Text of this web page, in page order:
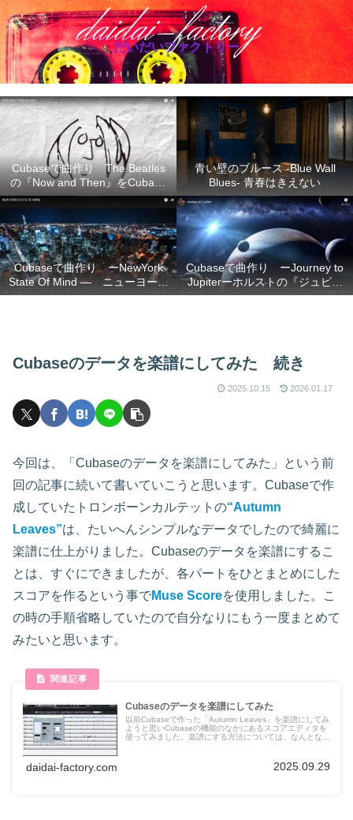
だいだいファクトリー
Cubaseで曲作り The Beatles
の『Now and Then』をCubase
で再現
青い壁のブルース -Blue Wall
Blues- 青春はきえない
Cubaseで曲作り ーNewYork
State Of Mind ― ニューヨーク
の想い
Cubaseで曲作り ーJourney to
Jupiterーホルストの『ジュピタ
ー』の不朽のメロディーを
Cubaseのデータを楽譜にしてみた 続き
2025.10.15 2026.01.17
今回は、「Cubaseのデータを楽譜にしてみた」という前
回の記事に続いて書いていこうと思います。Cubaseで作
成していたトロンボーンカルテットの“Autumn
Leaves”は、たいへんシンプルなデータでしたので綺麗に
楽譜に仕上がりました。Cubaseのデータを楽譜にするこ
とは、すぐにできましたが、各パートをひとまとめにした
スコアを作るという事でMuse Scoreを使用しました。こ
の時の手順省略していたので自分なりにもう一度まとめて
みたいと思います。
Cubaseのデータを楽譜にしてみた
以前Cubaseで作った「Autumn Leaves」を楽譜にしてみ
ようと思いCubaseの機能のなかにあるスコアエディタを
使ってみました。楽譜にする方法については、なんとなく
daidai-factory.com 2025.09.29